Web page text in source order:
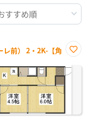
レ前） 2・2K-【角
に入
り登